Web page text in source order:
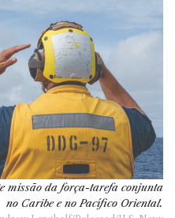
missão da força-tarefa conjunta
no Caribe e no Pacífico Oriental.